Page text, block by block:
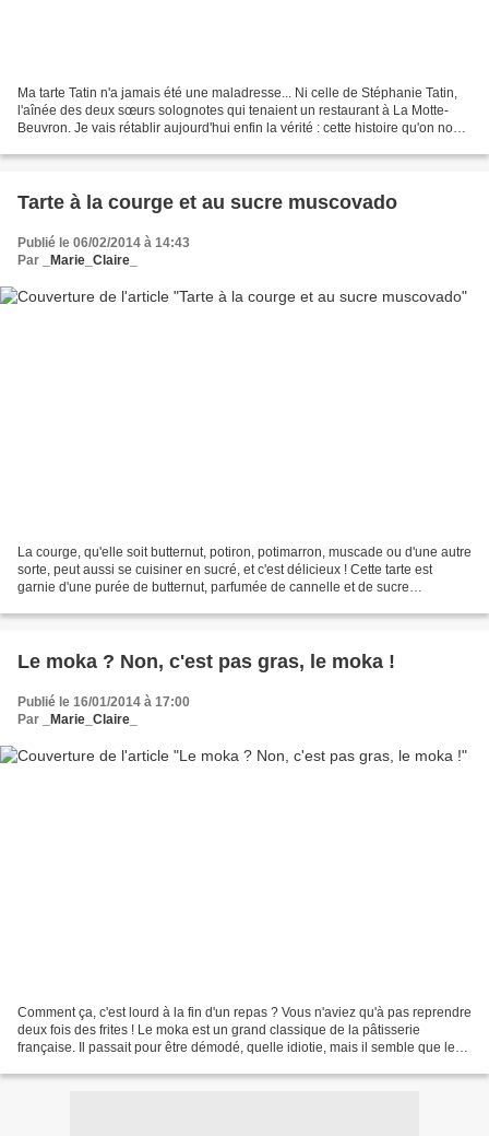
Ma tarte Tatin n'a jamais été une maladresse... Ni celle de Stéphanie Tatin,
l'aînée des deux sœurs solognotes qui tenaient un restaurant à La Motte-
Beuvron. Je vais rétablir aujourd'hui enfin la vérité : cette histoire qu'on nous
Tarte à la courge et au sucre muscovado
Publié le 06/02/2014 à 14:43
Par
_Marie_Claire_
La courge, qu'elle soit butternut, potiron, potimarron, muscade ou d'une autre
sorte, peut aussi se cuisiner en sucré, et c'est délicieux ! Cette tarte est
garnie d'une purée de butternut, parfumée de cannelle et de sucre
Le moka ? Non, c'est pas gras, le moka !
Publié le 16/01/2014 à 17:00
Par
_Marie_Claire_
Comment ça, c'est lourd à la fin d'un repas ? Vous n'aviez qu'à pas reprendre
deux fois des frites ! Le moka est un grand classique de la pâtisserie
française. Il passait pour être démodé, quelle idiotie, mais il semble que les